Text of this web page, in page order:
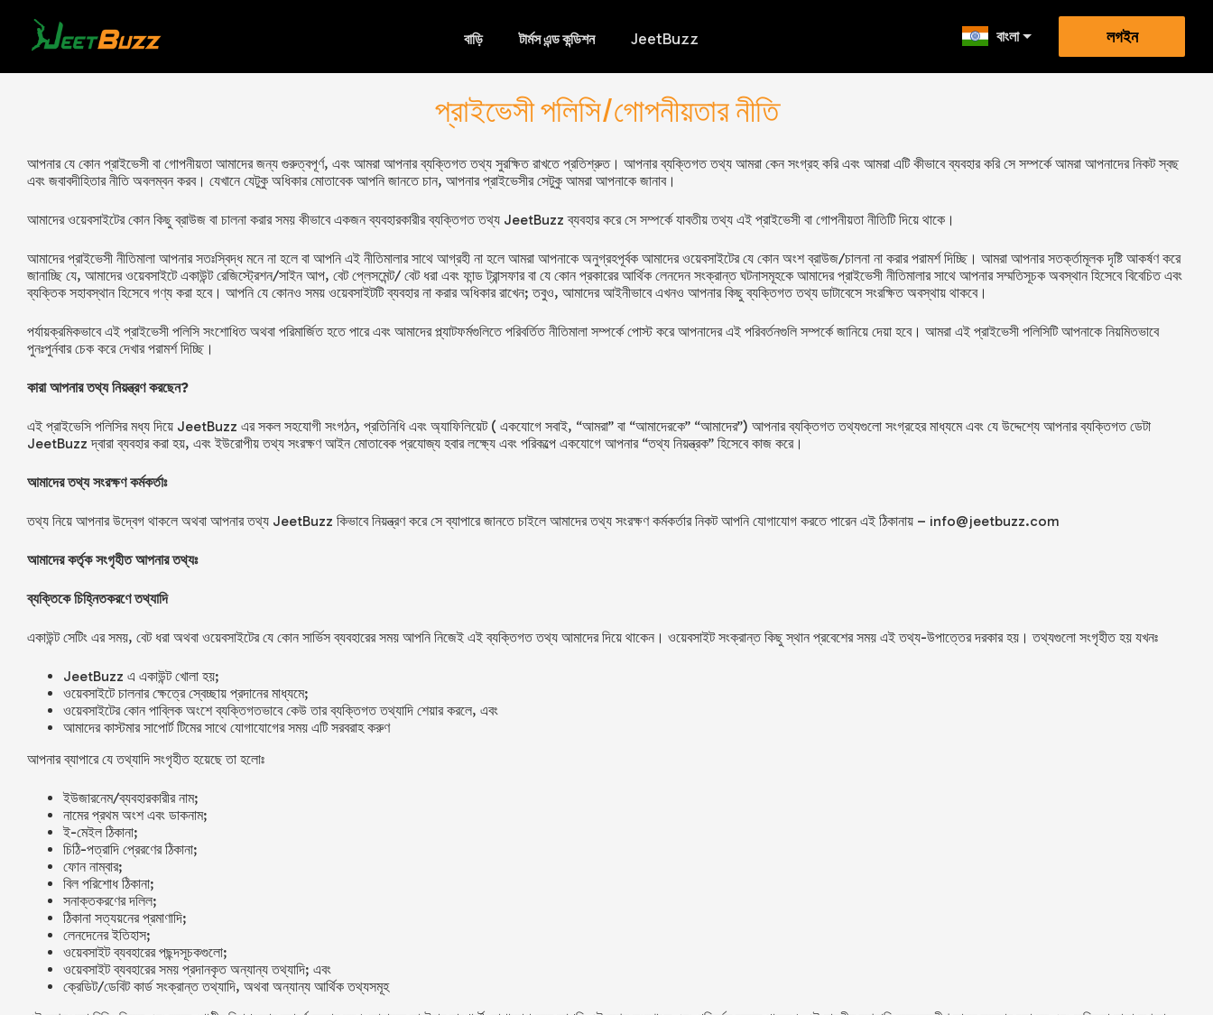
content
বাড়ি টার্মস এন্ড কন্ডিশন JeetBuzz বাংলা লগইন
প্রাইভেসী পলিসি/গোপনীয়তার নীতি
আপনার যে কোন প্রাইভেসী বা গোপনীয়তা আমাদের জন্য গুরুত্বপূর্ণ, এবং আমরা আপনার ব্যক্তিগত তথ্য সুরক্ষিত রাখতে প্রতিশ্রুত। আপনার ব্যক্তিগত তথ্য আমরা কেন সংগ্রহ করি এবং আমরা এটি কীভাবে ব্যবহার করি সে সম্পর্কে আমরা আপনাদের নিকট স্বছ
এবং জবাবদীহিতার নীতি অবলম্বন করব। যেখানে যেটুকু অধিকার মোতাবেক আপনি জানতে চান, আপনার প্রাইভেসীর সেটুকু আমরা আপনাকে জানাব।
আমাদের ওয়েবসাইটের কোন কিছু ব্রাউজ বা চালনা করার সময় কীভাবে একজন ব্যবহারকারীর ব্যক্তিগত তথ্য JeetBuzzব্যবহার করে সে সম্পর্কে যাবতীয় তথ্য এই প্রাইভেসী বা গোপনীয়তা নীতিটি দিয়ে থাকে।
আমাদের প্রাইভেসী নীতিমালা আপনার সতঃস্বিদ্ধ মনে না হলে বা আপনি এই নীতিমালার সাথে আগ্রহী না হলে আমরা আপনাকে অনুগ্রহপূর্বক আমাদের ওয়েবসাইটের যে কোন অংশ ব্রাউজ/চালনা না করার পরামর্শ দিচ্ছি। আমরা আপনার সতর্ক্তামূলক দৃষ্টি আকর্ষণ করে
জানাচ্ছি যে, আমাদের ওয়েবসাইটে একাউন্ট রেজিস্ট্রেশন/সাইন আপ, বেট প্লেসমেন্ট/ বেট ধরা এবং ফান্ড ট্রান্সফার বা যে কোন প্রকারের আর্থিক লেনদেন সংক্রান্ত ঘটনাসমূহকে আমাদের প্রাইভেসী নীতিমালার সাথে আপনার সম্মতিসূচক অবস্থান হিসেবে বিবেচিত এবং
ব্যক্তিক সহাবস্থান হিসেবে গণ্য করা হবে। আপনি যে কোনও সময় ওয়েবসাইটটি ব্যবহার না করার অধিকার রাখেন; তবুও, আমাদের আইনীভাবে এখনও আপনার কিছু ব্যক্তিগত তথ্য ডাটাবেসে সংরক্ষিত অবস্থায় থাকবে।
পর্যায়ক্রমিকভাবে এই প্রাইভেসী পলিসি সংশোধিত অথবা পরিমার্জিত হতে পারে এবং আমাদের প্ল্যাটফর্মগুলিতে পরিবর্তিত নীতিমালা সম্পর্কে পোস্ট করে আপনাদের এই পরিবর্তনগুলি সম্পর্কে জানিয়ে দেয়া হবে। আমরা এই প্রাইভেসী পলিসিটি আপনাকে নিয়মিতভাবে
পুনঃপুর্নবার চেক করে দেখার পরামর্শ দিচ্ছি।
কারা আপনার তথ্য নিয়ন্ত্রণ করছেন?
এই প্রাইভেসি পলিসির মধ্য দিয়ে JeetBuzz এর সকল সহযোগী সংগঠন, প্রতিনিধি এবং অ্যাফিলিয়েট ( একযোগে সবাই, “আমরা” বা “আমাদেরকে” “আমাদের”) আপনার ব্যক্তিগত তথ্যগুলো সংগ্রহের মাধ্যমে এবং যে উদ্দেশ্যে আপনার ব্যক্তিগত ডেটা
JeetBuzzদ্বারা ব্যবহার করা হয়, এবং ইউরোপীয় তথ্য সংরক্ষণ আইন মোতাবেক প্রযোজ্য হবার লক্ষ্যে এবং পরিকল্পে একযোগে আপনার “তথ্য নিয়ন্ত্রক” হিসেবে কাজ করে।
আমাদের তথ্য সংরক্ষণ কর্মকর্তাঃ
তথ্য নিয়ে আপনার উদ্বেগ থাকলে অথবা আপনার তথ্য JeetBuzz কিভাবে নিয়ন্ত্রণ করে সে ব্যাপারে জানতে চাইলে আমাদের তথ্য সংরক্ষণ কর্মকর্তার নিকট আপনি যোগাযোগ করতে পারেন এই ঠিকানায় – info@jeetbuzz.com
আমাদের কর্তৃক সংগৃহীত আপনার তথ্যঃ
ব্যক্তিকে চিহ্নিতকরণে তথ্যাদি
একাউন্ট সেটিং এর সময়, বেট ধরা অথবা ওয়েবসাইটের যে কোন সার্ভিস ব্যবহারের সময় আপনি নিজেই এই ব্যক্তিগত তথ্য আমাদের দিয়ে থাকেন। ওয়েবসাইট সংক্রান্ত কিছু স্থান প্রবেশের সময় এই তথ্য-উপাত্তের দরকার হয়। তথ্যগুলো সংগৃহীত হয় যখনঃ
JeetBuzz এ একাউন্ট খোলা হয়;
ওয়েবসাইটে চালনার ক্ষেত্রে স্বেচ্ছায় প্রদানের মাধ্যমে;
ওয়েবসাইটের কোন পাব্লিক অংশে ব্যক্তিগতভাবে কেউ তার ব্যক্তিগত তথ্যাদি শেয়ার করলে, এবং
আমাদের কাস্টমার সাপোর্ট টিমের সাথে যোগাযোগের সময় এটি সরবরাহ করুণ
আপনার ব্যাপারে যে তথ্যাদি সংগৃহীত হয়েছে তা হলোঃ
ইউজারনেম/ব্যবহারকারীর নাম;
নামের প্রথম অংশ এবং ডাকনাম;
ই-মেইল ঠিকানা;
চিঠি-পত্রাদি প্রেরণের ঠিকানা;
ফোন নাম্বার;
বিল পরিশোধ ঠিকানা;
সনাক্তকরণের দলিল;
ঠিকানা সত্যয়নের প্রমাণাদি;
লেনদেনের ইতিহাস;
ওয়েবসাইট ব্যবহারের পছন্দসূচকগুলো;
ওয়েবসাইট ব্যবহারের সময় প্রদানকৃত অন্যান্য তথ্যাদি; এবং
ক্রেডিট/ডেবিট কার্ড সংক্রান্ত তথ্যাদি, অথবা অন্যান্য আর্থিক তথ্যসমূহ